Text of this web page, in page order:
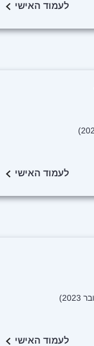
לעמוד האישי
לעמוד האישי
לעמוד האישי